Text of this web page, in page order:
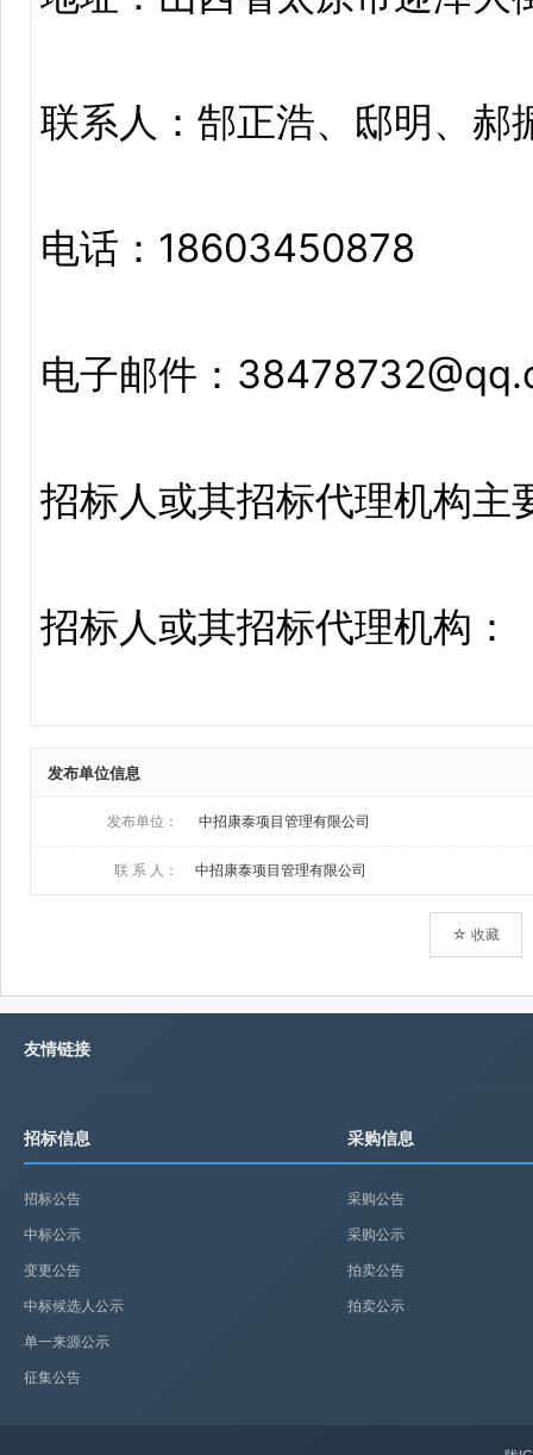
发布单位信息
发布单位： 中招康泰项目管理有限公司
联 系 人： 中招康泰项目管理有限公司
☆ 收藏
友情链接
招标信息
招标公告
中标公示
变更公告
中标候选人公示
单一来源公示
征集公告
采购信息
采购公告
采购公示
拍卖公告
拍卖公示